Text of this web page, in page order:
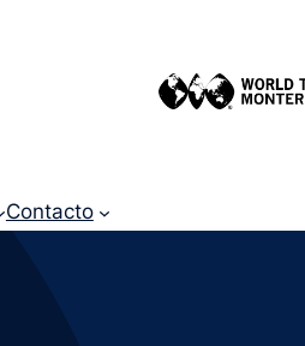
Contacto